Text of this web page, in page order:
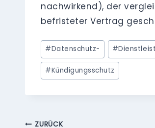
nachwirkend), der
befristeter Vertrag
Schlagworte:
#Datenschutz- #
#Kündigungsschutz
ZURÜCK